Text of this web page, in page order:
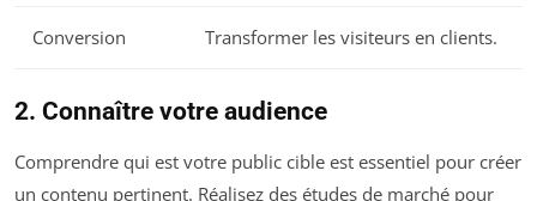
Conversion Transformer les visiteurs en clients.
2. Connaître votre audience
Comprendre qui est votre public cible est essentiel pour créer
un contenu pertinent. Réalisez des études de marché pour